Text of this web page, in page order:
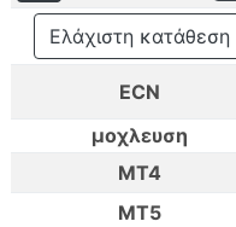
Ελάχιστη κατάθεση
ECN
μοχλευση
MT4
MT5